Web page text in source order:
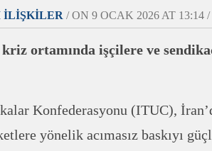
İLIŞKILER / ON 9 OCAK 2026 AT 13:14 /
ortamında işçilere ve
Konfederasyonu (ITUC),
yönelik acımasız baskıyı